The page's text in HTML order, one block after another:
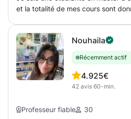
et la totalité de mes cours sont
méthode de travail efficace pour le
la poursuite de ses études.
Nouhaila
Récemment actif
4.9
42 avis
25€
60-min.
Professeur fiable 30